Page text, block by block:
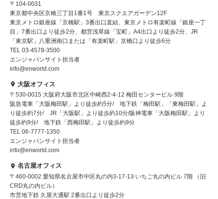
〒104-0031
東京都中央区京橋三丁目1番1号 東京スクエアガーデン12F
東京メトロ銀座線「京橋駅」3番出口直結、東京メトロ有楽町線「銀座一丁
目」7番出口より徒歩2分、都営浅草線「宝町」A4出口より徒歩2分、JR
「東京駅」八重洲南口または「有楽町駅」京橋口より徒歩6分
TEL 03-4578-3500
エンジャパンサイト担当者
info@enworld.com
大阪オフィス
〒530-0015 大阪府大阪市北区中崎西2-4-12 梅田センタービル 9階
阪急電車「大阪梅田駅」より徒歩約5分/ 地下鉄「梅田駅」「東梅田駅」よ
り徒歩約7分/ JR「大阪駅」より徒歩約10分/阪神電車「大阪梅田駅」より
徒歩約9分/ 地下鉄「西梅田駅」より徒歩約9分
TEL 06-7777-1350
エンジャパンサイト担当者
info@enworld.com
名古屋オフィス
〒460-0002 愛知県名古屋市中区丸の内3-17-13 いちご丸の内ビル 7階 （旧
CRD丸の内ビル）
市営地下鉄 久屋大通駅 2番出口より徒歩2分